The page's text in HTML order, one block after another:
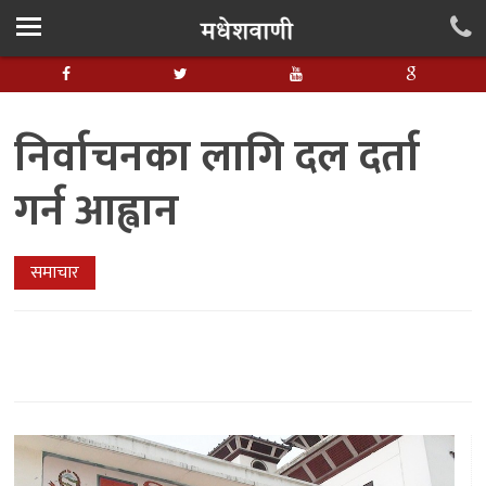
निर्वाचनका लागि दल दर्ता
गर्न आह्वान
समाचार